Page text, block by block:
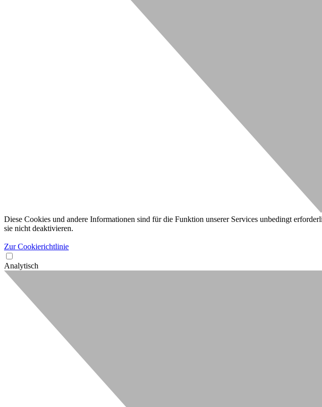
Diese Cookies und andere Informationen sind für die Funktion unserer Services unbedingt
sie nicht deaktivieren.
Zur Cookierichtlinie
Analytisch